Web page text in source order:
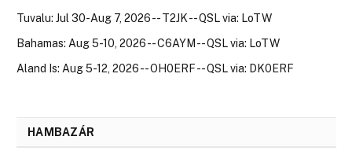
Tuvalu: Jul 30-Aug 7, 2026 -- T2JK -- QSL via: LoTW
Bahamas: Aug 5-10, 2026 -- C6AYM -- QSL via: LoTW
Aland Is: Aug 5-12, 2026 -- OH0ERF -- QSL via: DK0ERF
HAMBAZÁR